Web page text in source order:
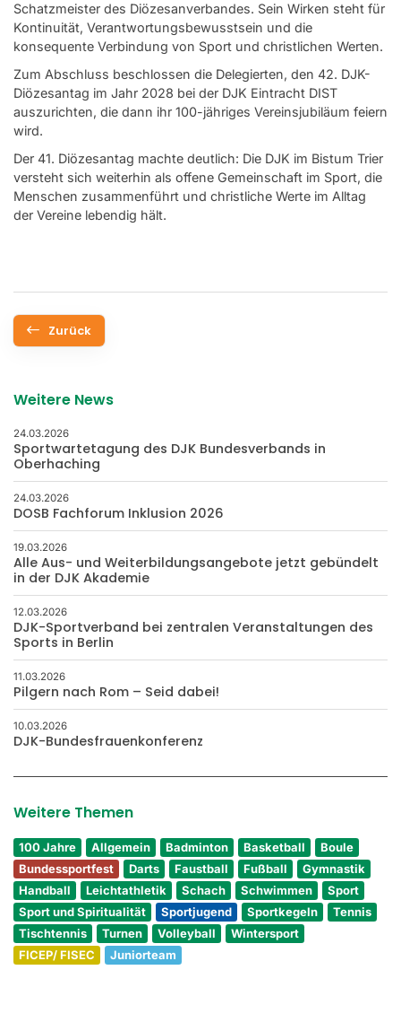
Schatzmeister des Diözesanverbandes. Sein Wirken steht für
Kontinuität, Verantwortungsbewusstsein und die
konsequente Verbindung von Sport und christlichen Werten.
Zum Abschluss beschlossen die Delegierten, den 42. DJK-
Diözesantag im Jahr 2028 bei der DJK Eintracht DIST
auszurichten, die dann ihr 100-jähriges Vereinsjubiläum feiern
wird.
Der 41. Diözesantag machte deutlich: Die DJK im Bistum Trier
versteht sich weiterhin als offene Gemeinschaft im Sport, die
Menschen zusammenführt und christliche Werte im Alltag
der Vereine lebendig hält.
Zurück
Weitere News
24.03.2026
Sportwartetagung des DJK Bundesverbands in
Oberhaching
24.03.2026
DOSB Fachforum Inklusion 2026
19.03.2026
Alle Aus- und Weiterbildungsangebote jetzt gebündelt
in der DJK Akademie
12.03.2026
DJK-Sportverband bei zentralen Veranstaltungen des
Sports in Berlin
11.03.2026
Pilgern nach Rom – Seid dabei!
10.03.2026
DJK-Bundesfrauenkonferenz
Weitere Themen
100 Jahre Allgemein Badminton Basketball
Boule
Bundessportfest
Darts Faustball Fußball
Gymnastik
Handball
Leichtathletik Schach Schwimmen
Sport
Sport und Spiritualität
Sportjugend Sportkegeln
Tennis
Tischtennis
Turnen Volleyball
Wintersport
FICEP/ FISEC
Juniorteam